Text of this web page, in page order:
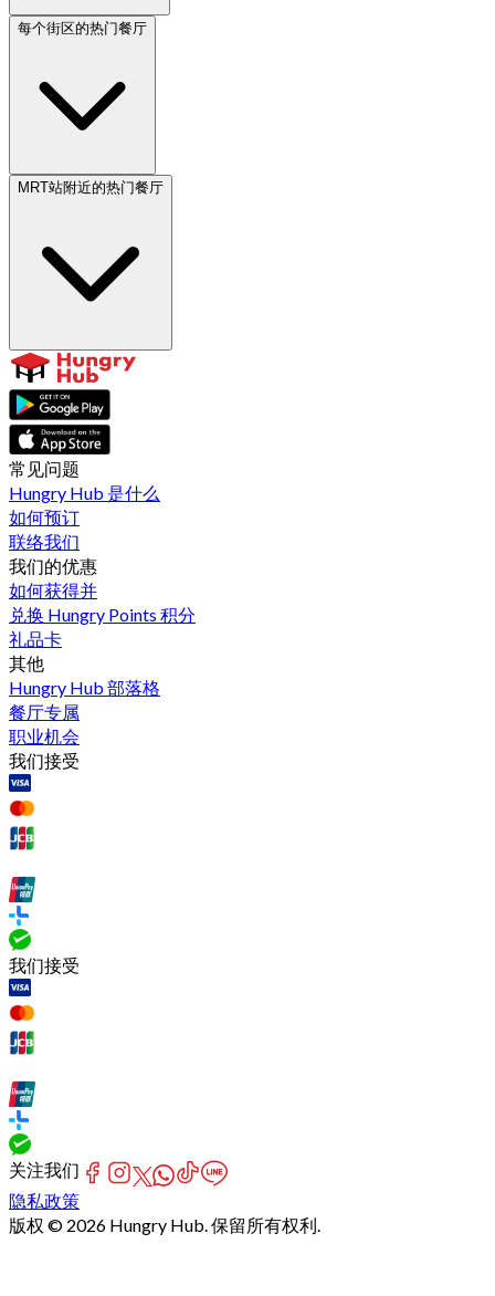
每个街区的热门餐厅
MRT站附近的热门餐厅
常见问题
Hungry Hub 是什么
如何预订
联络我们
我们的优惠
如何获得并
兑换 Hungry Points 积分
礼品卡
其他
Hungry Hub 部落格
餐厅专属
职业机会
我们接受
我们接受
关注我们
隐私政策
版权 © 2026 Hungry Hub. 保留所有权利.